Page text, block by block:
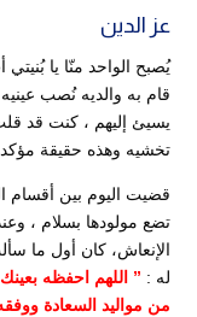
عز الدين
يُصبح الواحد منّا يا
قام به والديه نُصب
يسيئ إليهم ، كنت قد
تخشيه وهذه حقيقة
قضيت اليوم بين أقسام
تضع مولودها بسلام ،
الإنعاش، كان أول ما
له : ” اللهم احفظه
من مواليد السعادة ووفقه